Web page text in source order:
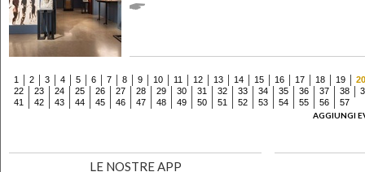
1 2 3 4 5 6 7 8 9 10 11 12 13 14 15 16 17 18 19
20
22
23 24 25 26 27 28 29 30 31 32 33 34 35 36 37 38
41
42 43 44 45 46 47 48 49 50 51 52 53 54 55 56
57
AGGIUNGI
LE NOSTRE APP